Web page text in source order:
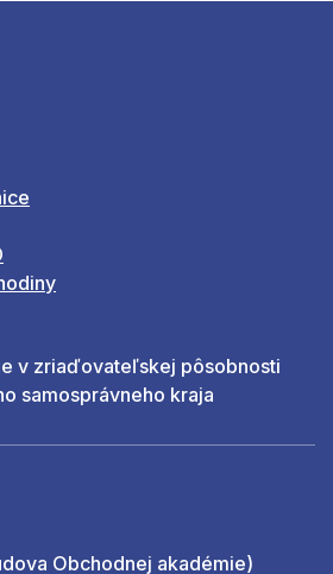
v zriaďovateľskej pôsobnosti
samosprávneho kraja
Obchodnej akadémie)